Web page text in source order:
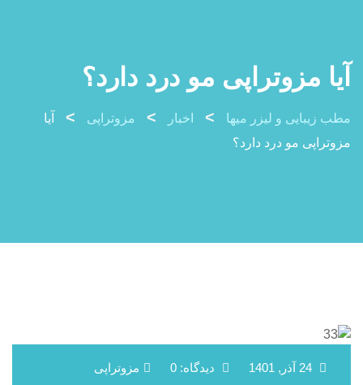
آیا مزوتراپی مو درد دارد؟
مطب زیبایی و لیزر میها > اخبار > مزوتراپی >
آیا
مزوتراپی مو درد دارد؟
دیدگاه: 0 مزوتراپی